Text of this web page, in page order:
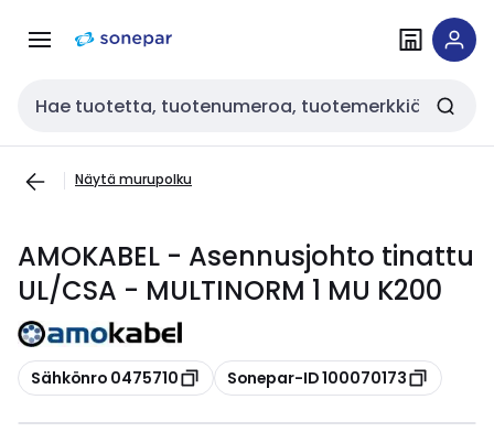
navigointiinsisältöön
Haku
Näytä murupolku
AMOKABEL - Asennusjohto tinattu
UL/CSA - MULTINORM 1 MU K200
Kopioi
Sähkönro 0475710 Kopioi
Sonepar-ID 100070173